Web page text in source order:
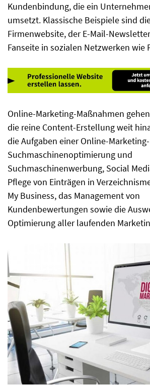
Kundenbindung, die ein
umsetzt. Klassische Beispiele sind
Firmenwebsite, der E-Mail-
Fanseite in sozialen Netzwerken wie
Online-Marketing-Maßnahmen
die reine Content-Erstellung weit
die Aufgaben einer Online-
Suchmaschinenoptimierung und
Suchmaschinenwerbung, Social
Pflege von Einträgen in
My Business, das Management von
Kundenbewertungen sowie die
Optimierung aller laufenden